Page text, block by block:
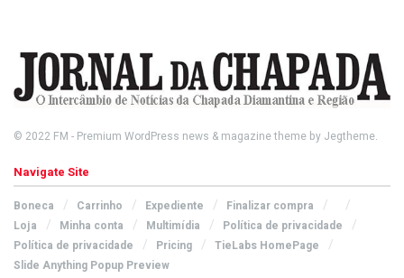
© 2022 FM - Premium WordPress news & magazine theme by Jegtheme.
Navigate Site
Boneca Carrinho Expediente
Finalizar compra
Loja
Minha conta Multimídia
Política de privacidade
Política de privacidade
Pricing
TieLabs HomePage
Slide Anything Popup Preview